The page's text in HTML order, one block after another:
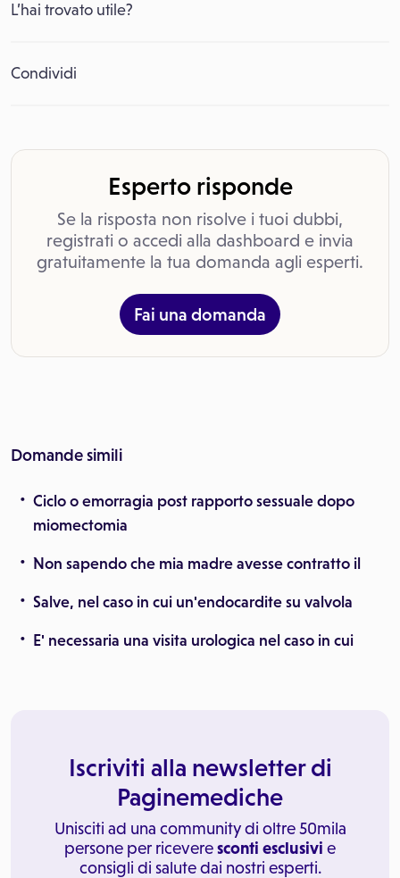
L’hai trovato utile?
Condividi
Esperto risponde
Se la risposta non risolve i tuoi dubbi,
registrati o accedi alla dashboard e invia
gratuitamente la tua domanda agli esperti.
Fai una domanda
Domande simili
Ciclo o emorragia post rapporto sessuale dopo
miomectomia
Non sapendo che mia madre avesse contratto il
Salve, nel caso in cui un'endocardite su valvola
E' necessaria una visita urologica nel caso in cui
Iscriviti alla newsletter di
Paginemediche
Unisciti ad una community di oltre 50mila
persone per riceveresconti esclusivi e
consigli di salute dai nostri esperti.